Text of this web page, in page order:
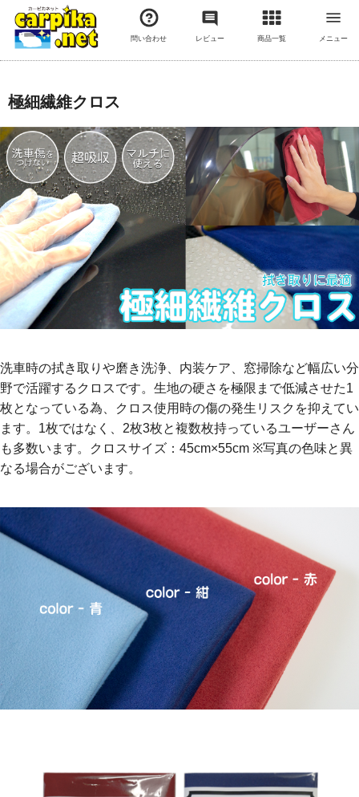
問い合わせ レビュー 商品一覧 メニュー
極細繊維クロス
洗車時の拭き取りや磨き洗浄、内装ケア、窓掃除など幅広い分
野で活躍するクロスです。生地の硬さを極限まで低減させた1
枚となっている為、クロス使用時の傷の発生リスクを抑えてい
ます。1枚ではなく、2枚3枚と複数枚持っているユーザーさん
も多数います。クロスサイズ：45cm×55cm ※写真の色味と異
なる場合がございます。